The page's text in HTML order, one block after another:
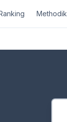
Methodik